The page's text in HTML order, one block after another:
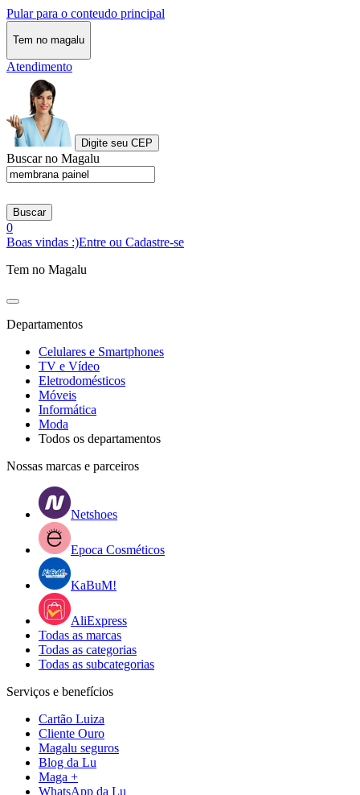
Pular para o conteudo principal
Tem no magalu
Atendimento
Digite seu CEP
Buscar no Magalu
Buscar
0
Boas vindas :)Entre ou Cadastre-se
Tem no Magalu
Departamentos
Celulares e Smartphones
TV e Vídeo
Eletrodomésticos
Móveis
Informática
Moda
Todos os departamentos
Nossas marcas e parceiros
Netshoes
Epoca Cosméticos
KaBuM!
AliExpress
Todas as marcas
Todas as categorias
Todas as subcategorias
Serviços e benefícios
Cartão Luiza
Cliente Ouro
Magalu seguros
Blog da Lu
Maga +
WhatsApp da Lu